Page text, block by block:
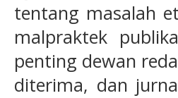
tentang masalah
malpraktek
penting dewan
diterima, dan